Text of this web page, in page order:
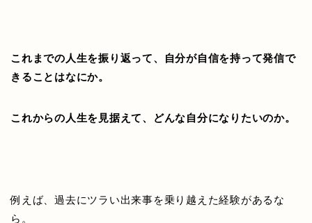
これまでの人生を振り返って、自分が自信を持って発信で
きることはなにか。
これからの人生を見据えて、どんな自分になりたいのか。
例えば、過去にツラい出来事を乗り越えた経験があるな
ら。